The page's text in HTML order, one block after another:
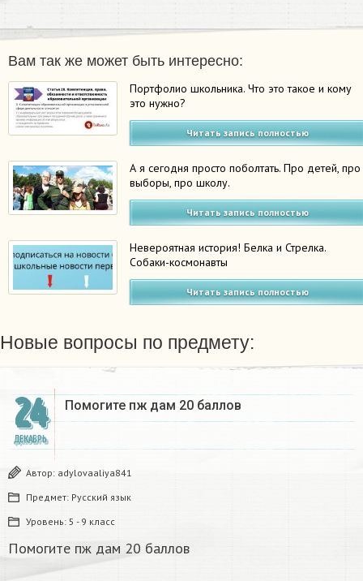
Вам так же может быть интересно:
Портфолио школьника. Что это такое и кому
это нужно?
Читать запись полностью
А я сегодня просто поболтать. Про детей, про
выборы, про школу.
Читать запись полностью
Невероятная история! Белка и Стрелка.
Собаки-космонавты
Читать запись полностью
Новые вопросы по предмету:
24
ДЕКАБРЬ
Помогите пж дам 20 баллов ​
Автор: adylovaaliya841
Предмет: Русский язык
Уровень: 5 - 9 класс
Помогите пж дам 20 баллов ​